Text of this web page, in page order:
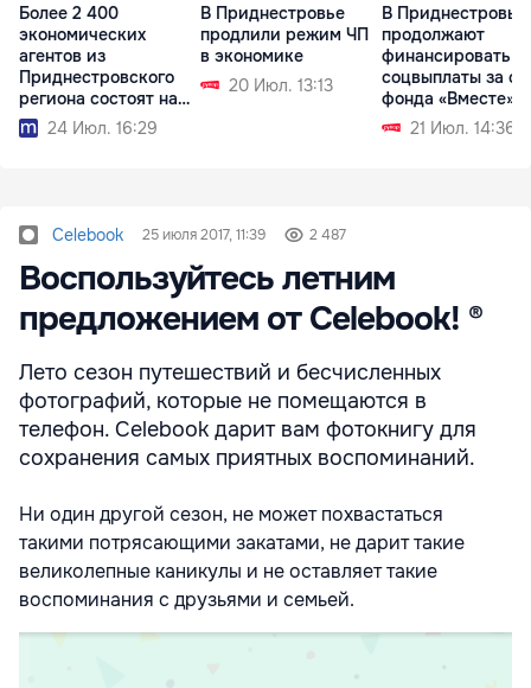
Более 2 400
экономических
агентов из
Приднестровского
региона состоят на
учёте в АГУ
24 Июл. 16:29
В Приднестровье
продлили режим ЧП
в экономике
20 Июл. 13:13
В Приднестровье
продолжают
финансировать
соцвыплаты за
фонда «Вместе»
21 Июл. 14:36
Celebook 25 июля 2017, 11:39 2 487
Воспользуйтесь летним
предложением от Celebook! ®
Лето сезон путешествий и бесчисленных
фотографий, которые не помещаются в
телефон. Celebook дарит вам фотокнигу для
сохранения самых приятных воспоминаний.
Ни один другой сезон, не может похвастаться
такими потрясающими закатами, не дарит такие
великолепные каникулы и не оставляет такие
воспоминания с друзьями и семьей.